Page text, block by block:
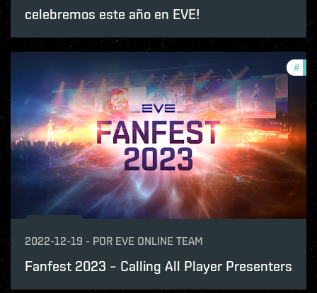
celebremos este año en EVE!
#
2022-12-19 - POR EVE ONLINE TEAM
Fanfest 2023 – Calling All Player Presenters